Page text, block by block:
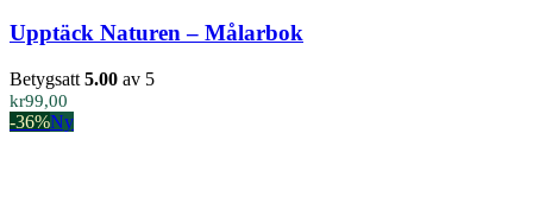
Upptäck Naturen – Målarbok
Betygsatt 5.00 av 5
kr99,00
-36%Ny